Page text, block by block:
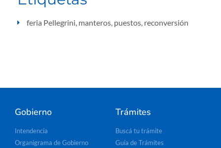
feria Pellegrini, manteros, puestos, reconversión
Gobierno
Intendencia
Organigrama de Gobierno
Trámites
Buscá tu trámite
Guía de Trámites